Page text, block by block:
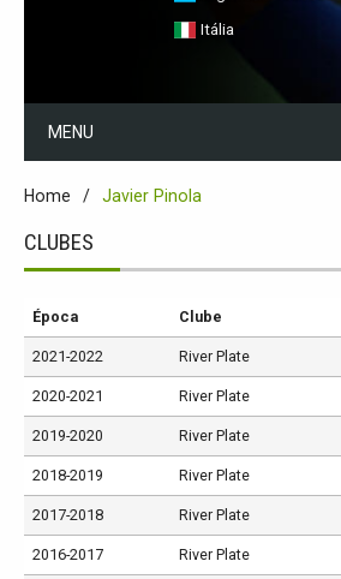
Itália
MENU
Home Javier Pinola
CLUBES
Época Clube
2021-2022 River Plate
2020-2021 River Plate
2019-2020 River Plate
2018-2019 River Plate
2017-2018 River Plate
2016-2017 River Plate